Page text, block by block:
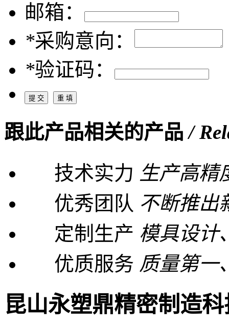
邮箱：
*采购意向：
*验证码：
跟此产品相关的产品/
技术实力 生产高精
优秀团队 不断推出
定制生产 模具设计
优质服务 质量第一
昆山永塑鼎精密制造